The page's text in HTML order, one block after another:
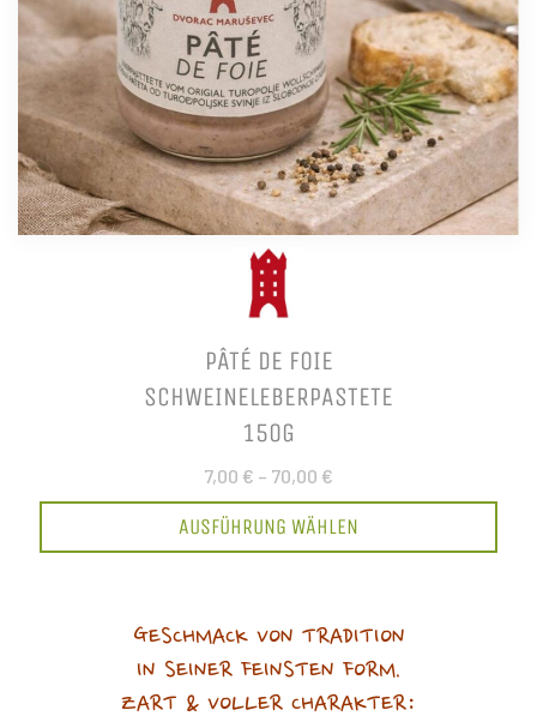
PÂTÉ DE FOIE
SCHWEINELEBERPASTETE
150G
7,00 € – 70,00 €
AUSFÜHRUNG WÄHLEN
GESCHMACK VON TRADITION
IN SEINER FEINSTEN FORM.
ZART & VOLLER CHARAKTER: